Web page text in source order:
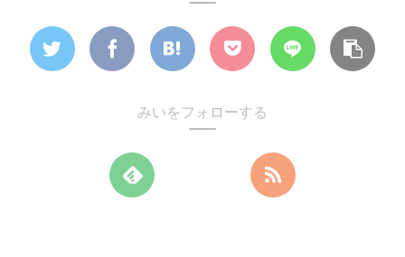
みいをフォローする